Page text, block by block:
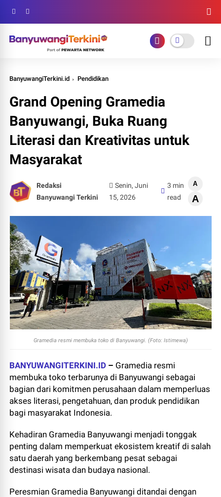
BanyuwangiTerkini.id Pendidikan
Grand Opening Gramedia
Banyuwangi, Buka Ruang
Literasi dan Kreativitas untuk
Masyarakat
Redaksi
Banyuwangi Terkini
Senin, Juni
15, 2026
3 min
read
A
A
Gramedia resmi membuka toko di Banyuwangi. (Foto: Istimewa)
BANYUWANGITERKINI.ID – Gramedia resmi
membuka toko terbarunya di Banyuwangi sebagai
bagian dari komitmen perusahaan dalam memperluas
akses literasi, pengetahuan, dan produk pendidikan
bagi masyarakat Indonesia.
Kehadiran Gramedia Banyuwangi menjadi tonggak
penting dalam memperkuat ekosistem kreatif di salah
satu daerah yang berkembang pesat sebagai
destinasi wisata dan budaya nasional.
Peresmian Gramedia Banyuwangi ditandai dengan